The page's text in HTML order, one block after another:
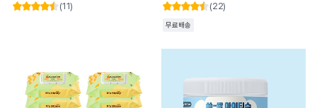
(11)
(22)
무료배송